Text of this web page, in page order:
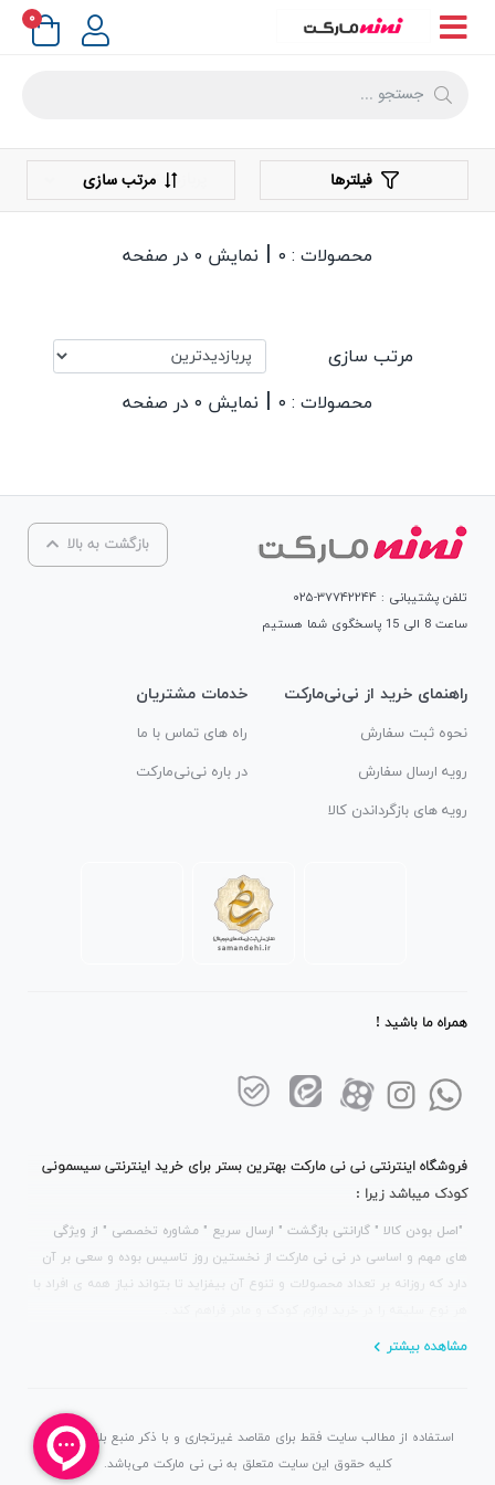
۰
فیلترها مرتب سازی
محصولات : ۰ | نمایش ۰ در صفحه
مرتب سازی
محصولات : ۰
| نمایش ۰ در صفحه
بازگشت به بالا
تلفن پشتیبانی : ۳۷۷۴۲۲۴۴-۰۲۵
ساعت 8 الی 15 پاسخگوی شما هستیم
راهنمای خرید از نی‌نی‌مارکت
نحوه ثبت سفارش
رویه ارسال سفارش
رویه های بازگرداندن کالا
خدمات مشتریان
راه های تماس با ما
در باره نی‌نی‌مارکت
همراه ما باشید !
فروشگاه اینترنتی نی نی مارکت بهترین بستر برای خرید اینترنتی سیسمونی
کودک میباشد زیرا :
"اصل بودن کالا " گارانتی بازگشت " ارسال سریع " مشاوره تخصصی " از ویژگی
های مهم و اساسی در نی نی مارکت از نخستین روز تاسیس بوده و سعی بر آن
دارد که روزانه بر تعداد محصولات و تنوع آن بیفزاید تا بتواند نیاز همه ی افراد با
مشاهده بیشتر
استفاده از مطالب سایت فقط برای مقاصد غیرتجاری و با ذکر منبع بلامانع است.
کلیه حقوق این سایت متعلق به نی نی مارکت می‌باشد.